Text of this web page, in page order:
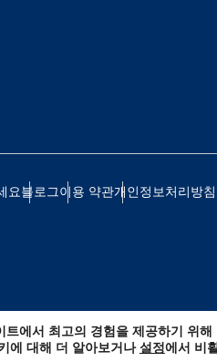
요블로그이용 약관개인정보처리방침
- 스위스 프랑
트에서 최고의 경험을 제공하기 위
에 대해 더 알아보거나설정에서 비